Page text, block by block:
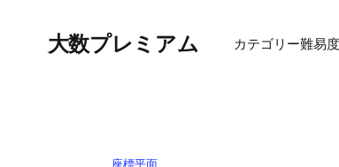
大数プレミアム カテゴリー難易
座標平面